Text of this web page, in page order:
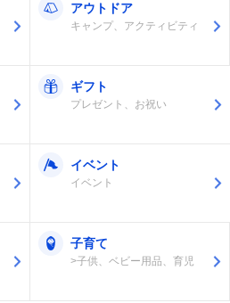
アウトドア
キャンプ、アクティビティ
ギフト
プレゼント、お祝い
イベント
イベント
子育て
>子供、ベビー用品、育児